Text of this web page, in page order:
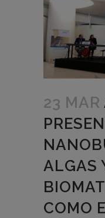
23 MAR
ALGAS
COMO